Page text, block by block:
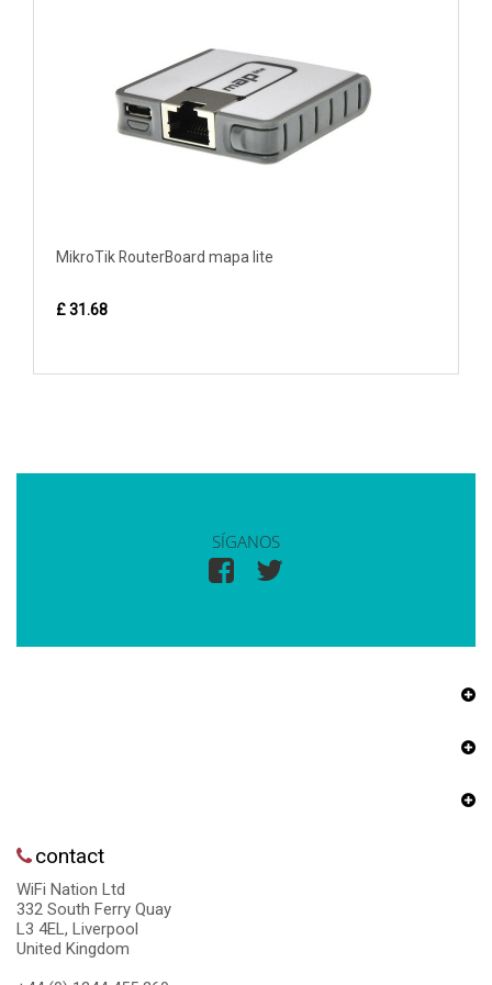
MikroTik RouterBoard mapa lite
£ 31.68
SÍGANOS
contact
WiFi Nation Ltd
332 South Ferry Quay
L3 4EL, Liverpool
United Kingdom